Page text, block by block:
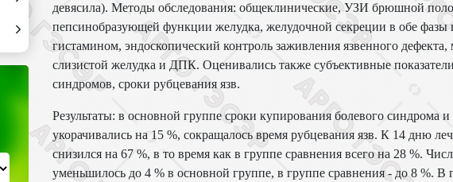
девясила). Методы обследования: общеклинические, УЗИ брюшной
пепсинобразующей функции желудка, желудочной секреции в обе
гистамином, эндоскопический контроль заживления язвенного
слизистой желудка и ДПК. Оценивались также субъективные
синдромов, сроки рубцевания язв.
Результаты: в основной группе сроки купирования болевого синдрома
укорачивались на 15 %, сокращалось время рубцевания язв. К 14 дню
снизился на 67 %, в то время как в группе сравнения всего на 28 %.
уменьшилось до 4 % в основной группе, в группе сравнения - до 8 %. В